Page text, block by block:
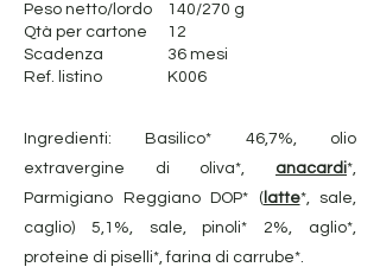
Peso netto/lordo
Qtà per cartone
Scadenza
Ref. listino
140/270 g
12
36 mesi
K006
Ingredienti: Basilico* 46,7%, olio
extravergine di oliva*, anacardi*,
Parmigiano Reggiano DOP* ( latte*, sale,
caglio) 5,1%, sale, pinoli* 2%, aglio*,
proteine di piselli*, farina di carrube*.